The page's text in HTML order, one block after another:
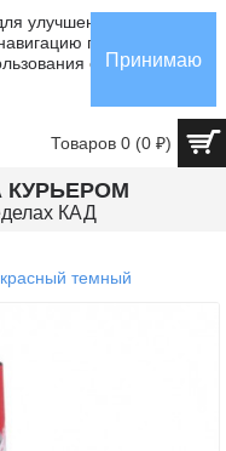
улучшения
по сайту,
cookie-
Принимаю
Товаров 0 (0 ₽)
КУРЬЕРОМ
КАД
темный